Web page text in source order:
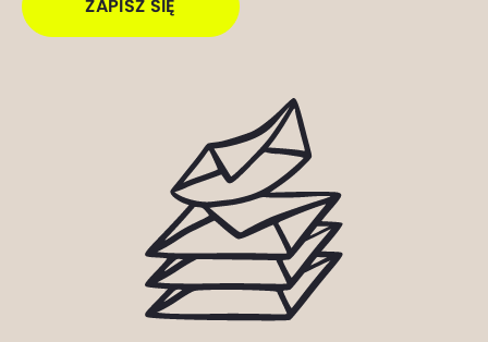
ZAPISZ SIĘ